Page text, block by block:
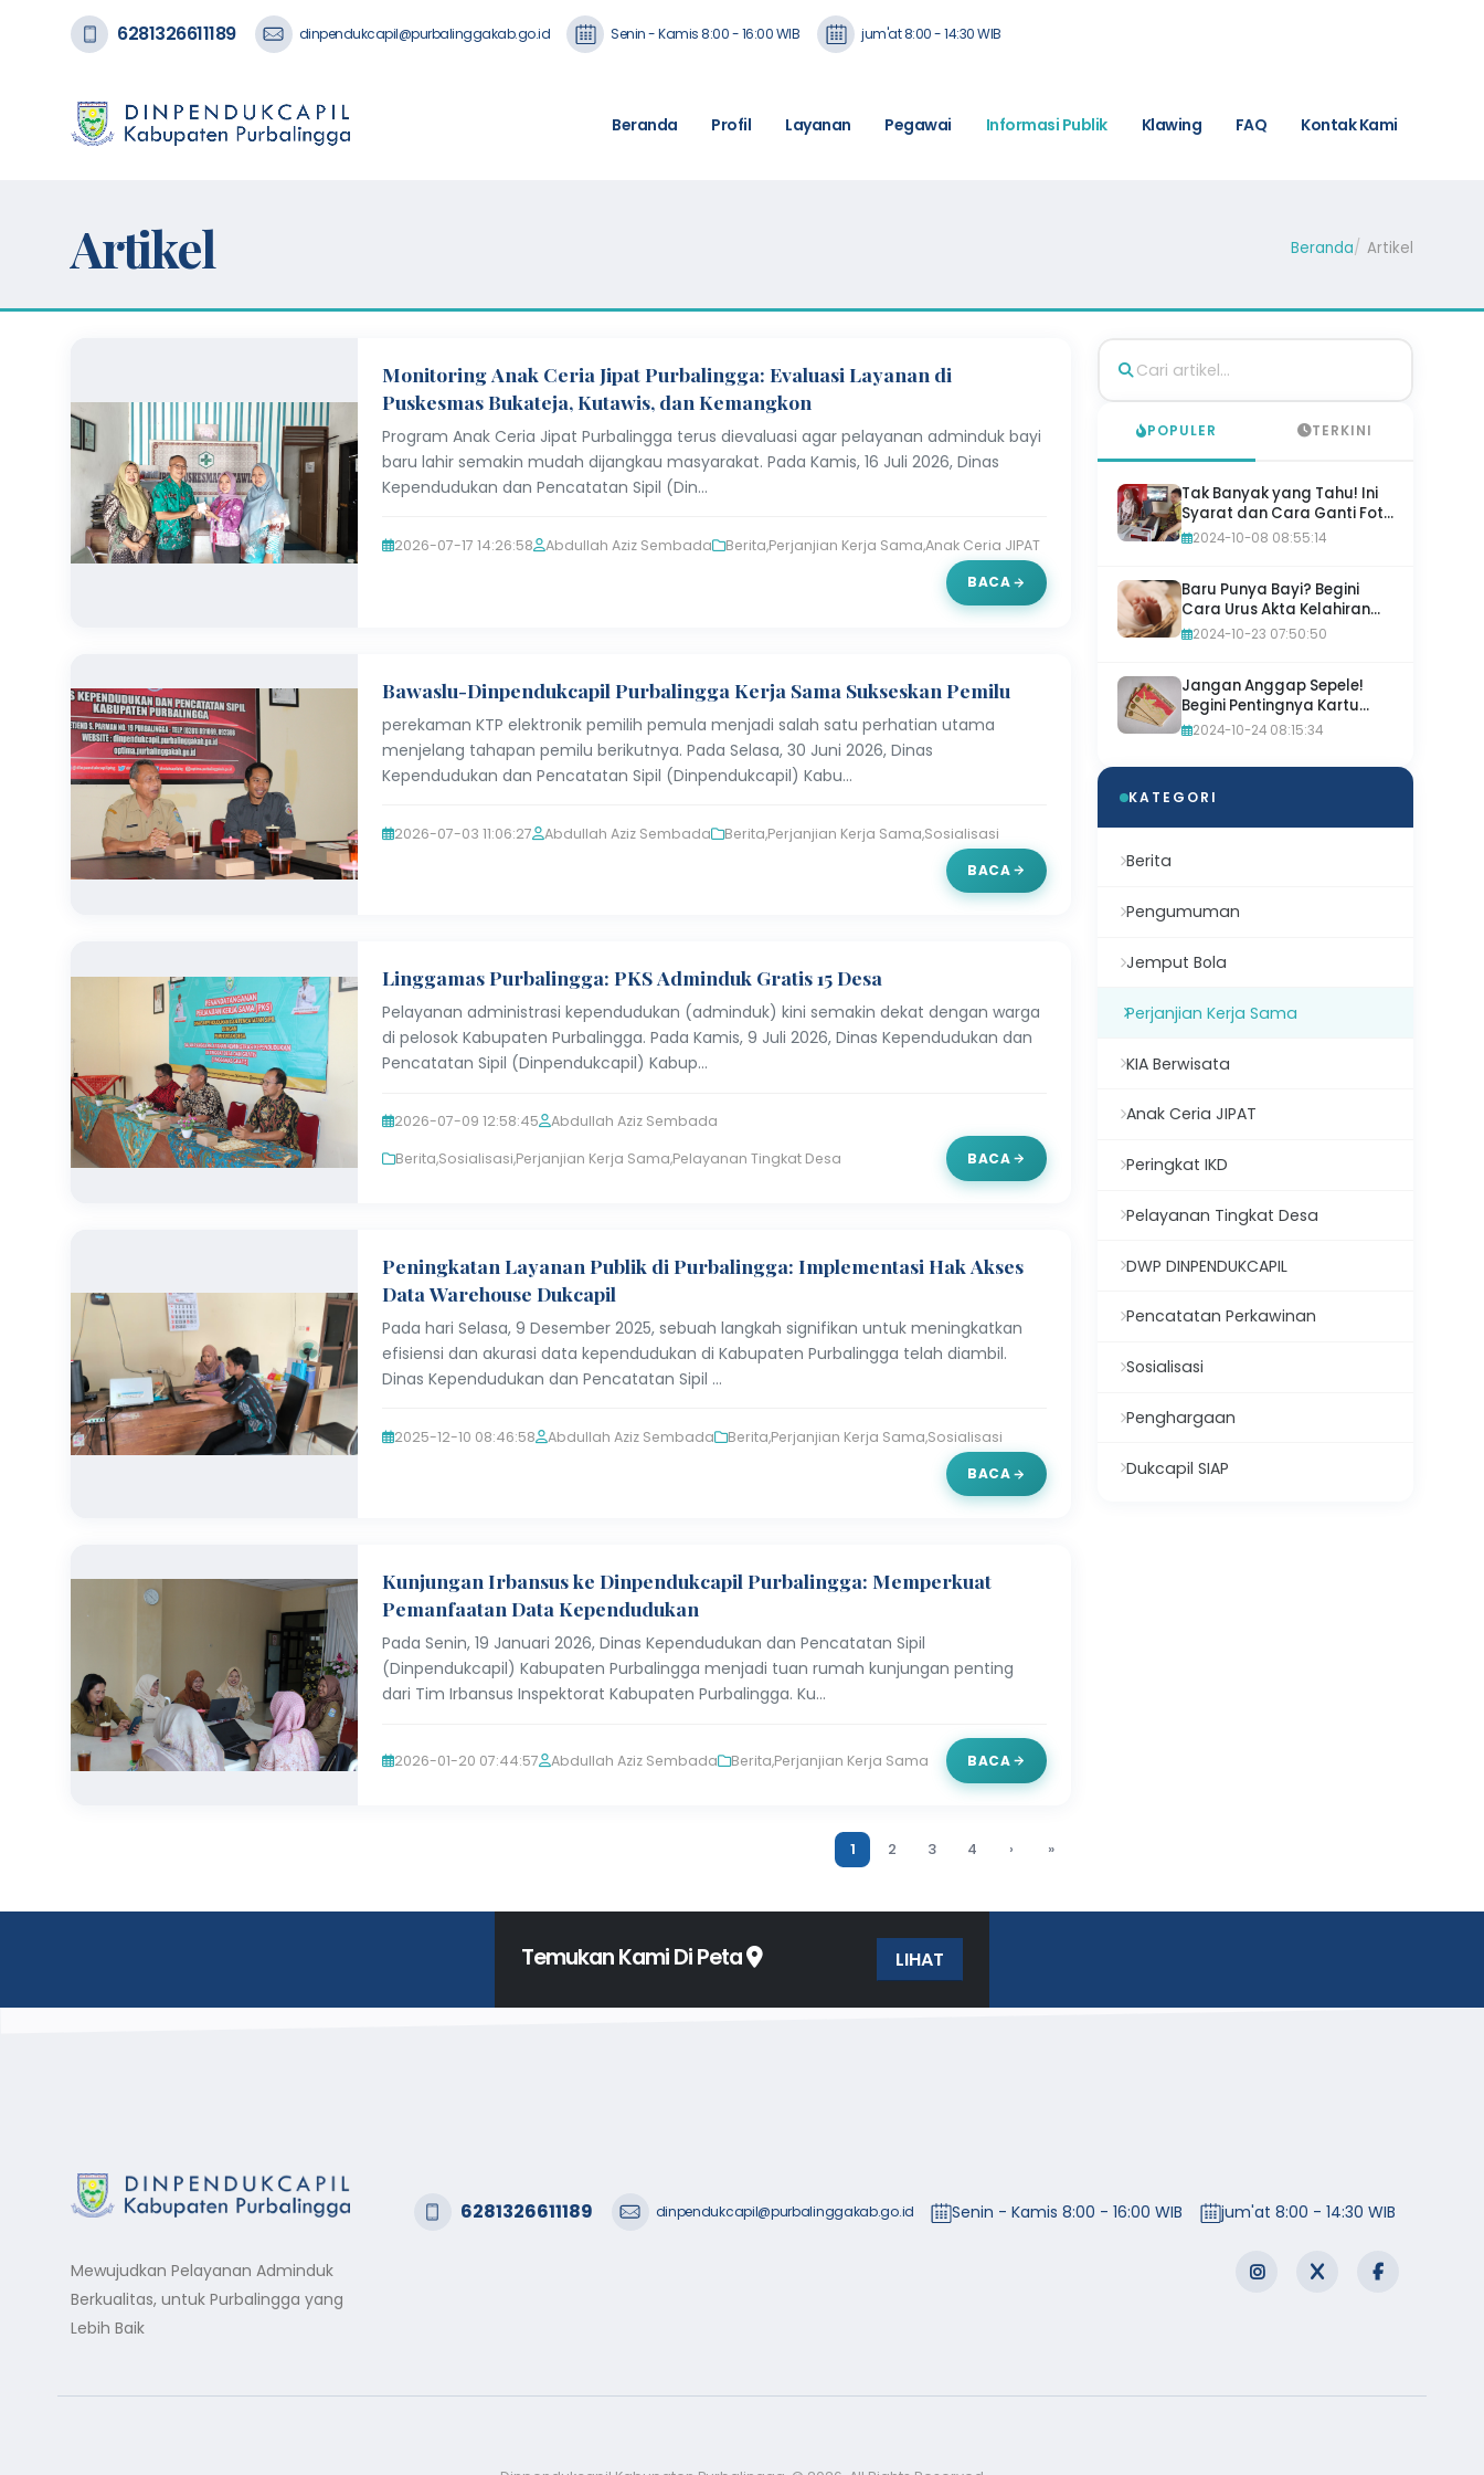
6281326611189 dinpendukcapil@purbalinggakab.go.id Senin - Kamis 8:00 - 16:00 WIB jum'at 8:00 - 14:30 WIB
Beranda Profil Layanan Pegawai Informasi Publik Klawing FAQ Kontak Kami
Artikel Beranda Artikel
Monitoring Anak Ceria Jipat Purbalingga: Evaluasi Layanan di
Puskesmas Bukateja, Kutawis, dan Kemangkon
Program Anak Ceria Jipat Purbalingga terus dievaluasi agar pelayanan adminduk bayi
baru lahir semakin mudah dijangkau masyarakat. Pada Kamis, 16 Juli 2026, Dinas
Kependudukan dan Pencatatan Sipil (Din…
2026-07-17 14:26:58 Abdullah Aziz Sembada Berita,Perjanjian Kerja Sama,Anak Ceria JIPAT
BACA
Bawaslu-Dinpendukcapil Purbalingga Kerja Sama Sukseskan Pemilu
perekaman KTP elektronik pemilih pemula menjadi salah satu perhatian utama
menjelang tahapan pemilu berikutnya. Pada Selasa, 30 Juni 2026, Dinas
Kependudukan dan Pencatatan Sipil (Dinpendukcapil) Kabu…
2026-07-03 11:06:27 Abdullah Aziz Sembada Berita,Perjanjian Kerja Sama,Sosialisasi
BACA
Linggamas Purbalingga: PKS Adminduk Gratis 15 Desa
Pelayanan administrasi kependudukan (adminduk) kini semakin dekat dengan warga
di pelosok Kabupaten Purbalingga. Pada Kamis, 9 Juli 2026, Dinas Kependudukan dan
Pencatatan Sipil (Dinpendukcapil) Kabup…
2026-07-09 12:58:45
Abdullah Aziz Sembada
Berita,Sosialisasi,Perjanjian Kerja Sama,Pelayanan Tingkat Desa BACA
Peningkatan Layanan Publik di Purbalingga: Implementasi Hak Akses
Data Warehouse Dukcapil
Pada hari Selasa, 9 Desember 2025, sebuah langkah signifikan untuk meningkatkan
efisiensi dan akurasi data kependudukan di Kabupaten Purbalingga telah diambil.
Dinas Kependudukan dan Pencatatan Sipil …
2025-12-10 08:46:58 Abdullah Aziz Sembada Berita,Perjanjian Kerja Sama,Sosialisasi
BACA
Kunjungan Irbansus ke Dinpendukcapil Purbalingga: Memperkuat
Pemanfaatan Data Kependudukan
Pada Senin, 19 Januari 2026, Dinas Kependudukan dan Pencatatan Sipil
(Dinpendukcapil) Kabupaten Purbalingga menjadi tuan rumah kunjungan penting
dari Tim Irbansus Inspektorat Kabupaten Purbalingga. Ku…
2026-01-20 07:44:57 Abdullah Aziz Sembada Berita,Perjanjian Kerja Sama BACA
1 2 3 4 › »
POPULER TERKINI
Tak Banyak yang Tahu! Ini
Syarat dan Cara Ganti Foto
di KTP-el dengan Mudah,
2024-10-08 08:55:14
Baru Punya Bayi? Begini
Cara Urus Akta Kelahiran
dan KK Tanpa Ribet!
2024-10-23 07:50:50
Jangan Anggap Sepele!
Begini Pentingnya Kartu
Identitas Anak (KIA)
2024-10-24 08:15:34
KATEGORI
Berita
Pengumuman
Jemput Bola
Perjanjian Kerja Sama
KIA Berwisata
Anak Ceria JIPAT
Peringkat IKD
Pelayanan Tingkat Desa
DWP DINPENDUKCAPIL
Pencatatan Perkawinan
Sosialisasi
Penghargaan
Dukcapil SIAP
Temukan Kami Di Peta LIHAT
Mewujudkan Pelayanan Adminduk
Berkualitas, untuk Purbalingga yang
Lebih Baik
6281326611189 dinpendukcapil@purbalinggakab.go.id Senin - Kamis 8:00 - 16:00 WIB jum'at 8:00 - 14:30 WIB